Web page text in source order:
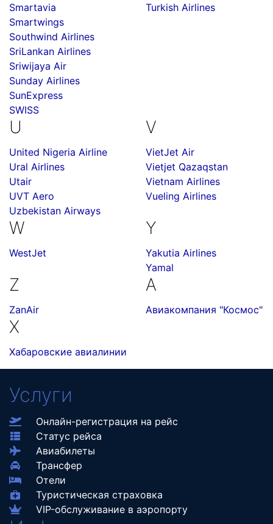
Smartavia
Smartwings
Southwind Airlines
SriLankan Airlines
Sriwijaya Air
Sunday Airlines
SunExpress
SWISS
Turkish Airlines
U
United Nigeria Airline
Ural Airlines
Utair
UVT Aero
Uzbekistan Airways
V
VietJet Air
Vietjet Qazaqstan
Vietnam Airlines
Vueling Airlines
W
WestJet
Y
Yakutia Airlines
Yamal
Z
ZanAir
А
Авиакомпания "Космос"
Х
Хабаровские авиалинии
Услуги
Онлайн-регистрация на рейс
Статус рейса
Авиабилеты
Трансфер
Отели
Туристическая страховка
VIP-обслуживание в аэропорту